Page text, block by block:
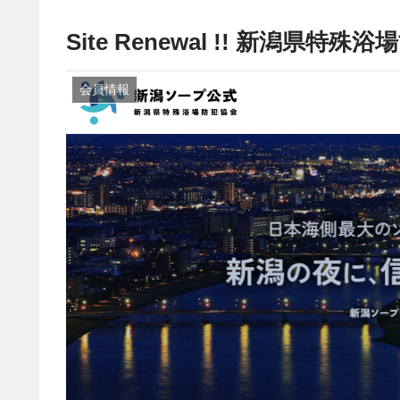
Site Renewal !! 新潟県特殊浴
会員情報